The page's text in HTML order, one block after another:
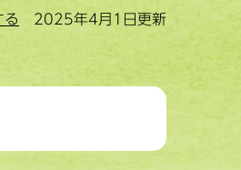
る 2025年4月1日更新